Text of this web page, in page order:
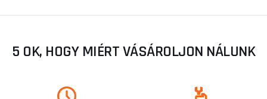
5 OK, HOGY MIÉRT VÁSÁROLJON NÁLUNK